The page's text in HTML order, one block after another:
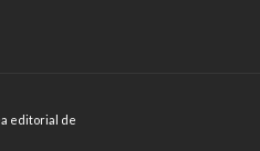
editorial de